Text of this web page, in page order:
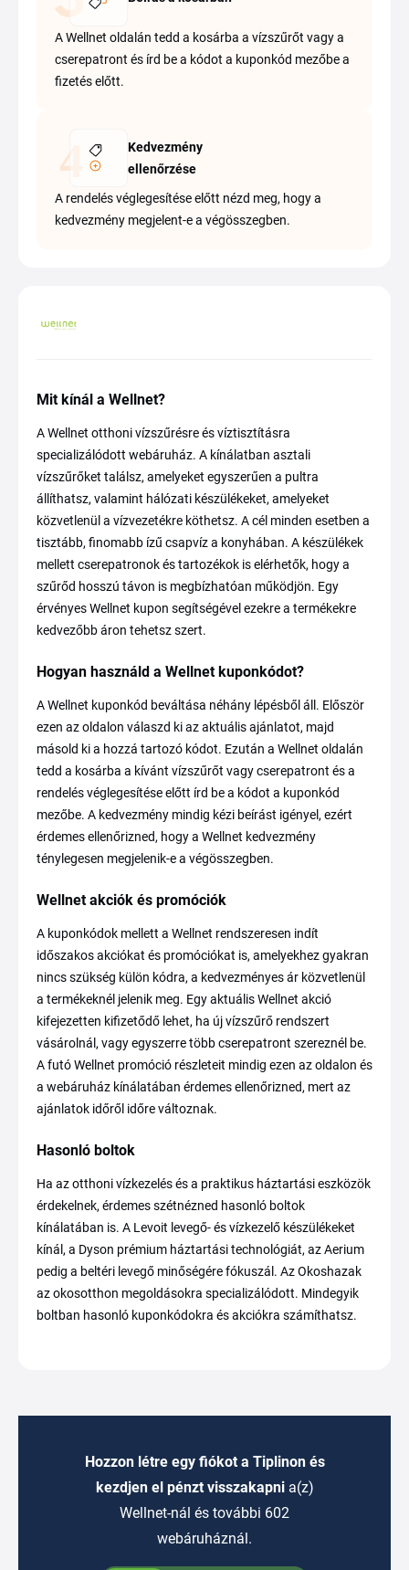
A Wellnet oldalán tedd a kosárba a vízszűrőt vagy a
cserepatront és írd be a kódot a kuponkód mezőbe a
fizetés előtt.
Kedvezmény
ellenőrzése
A rendelés véglegesítése előtt nézd meg, hogy a
kedvezmény megjelent-e a végösszegben.
Mit kínál a Wellnet?
A Wellnet otthoni vízszűrésre és víztisztításra
specializálódott webáruház. A kínálatban asztali
vízszűrőket találsz, amelyeket egyszerűen a pultra
állíthatsz, valamint hálózati készülékeket, amelyeket
közvetlenül a vízvezetékre köthetsz. A cél minden esetben a
tisztább, finomabb ízű csapvíz a konyhában. A készülékek
mellett cserepatronok és tartozékok is elérhetők, hogy a
szűrőd hosszú távon is megbízhatóan működjön. Egy
érvényes Wellnet kupon segítségével ezekre a termékekre
kedvezőbb áron tehetsz szert.
Hogyan használd a Wellnet kuponkódot?
A Wellnet kuponkód beváltása néhány lépésből áll. Először
ezen az oldalon válaszd ki az aktuális ajánlatot, majd
másold ki a hozzá tartozó kódot. Ezután a Wellnet oldalán
tedd a kosárba a kívánt vízszűrőt vagy cserepatront és a
rendelés véglegesítése előtt írd be a kódot a kuponkód
mezőbe. A kedvezmény mindig kézi beírást igényel, ezért
érdemes ellenőrizned, hogy a Wellnet kedvezmény
ténylegesen megjelenik-e a végösszegben.
Wellnet akciók és promóciók
A kuponkódok mellett a Wellnet rendszeresen indít
időszakos akciókat és promóciókat is, amelyekhez gyakran
nincs szükség külön kódra, a kedvezményes ár közvetlenül
a termékeknél jelenik meg. Egy aktuális Wellnet akció
kifejezetten kifizetődő lehet, ha új vízszűrő rendszert
vásárolnál, vagy egyszerre több cserepatront szereznél be.
A futó Wellnet promóció részleteit mindig ezen az oldalon és
a webáruház kínálatában érdemes ellenőrizned, mert az
ajánlatok időről időre változnak.
Hasonló boltok
Ha az otthoni vízkezelés és a praktikus háztartási eszközök
érdekelnek, érdemes szétnézned hasonló boltok
kínálatában is. A Levoit levegő- és vízkezelő készülékeket
kínál, a Dyson prémium háztartási technológiát, az Aerium
pedig a beltéri levegő minőségére fókuszál. Az Okoshazak
az okosotthon megoldásokra specializálódott. Mindegyik
boltban hasonló kuponkódokra és akciókra számíthatsz.
Hozzon létre egy fiókot a Tiplinon és
kezdjen el pénzt visszakapni a(z)
Wellnet-nál és további 602
webáruháznál.